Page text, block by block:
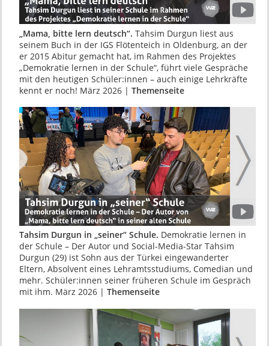
„Mama, bitte lern deutsch“. Tahsim Durgun liest aus
seinem Buch in der IGS Flötenteich in Oldenburg, an der
er 2015 Abitur gemacht hat, im Rahmen des Projektes
„Demokratie lernen in der Schule“, führt viele Gespräche
mit den heutigen Schüler:innen – auch einige Lehrkräfte
kennt er noch! März 2026 | Themenseite
Tahsim Durgun in „seiner“ Schule. Demokratie lernen in
der Schule – Der Autor und Social-Media-Star Tahsim
Durgun (29) ist Sohn aus der Türkei eingewanderter
Eltern, Absolvent eines Lehramtsstudiums, Comedian und
mehr. Schüler:innen seiner früheren Schule im Gespräch
mit ihm. März 2026 | Themenseite